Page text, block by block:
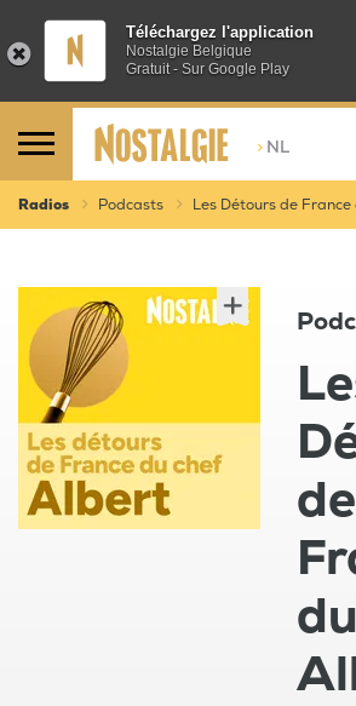
Téléchargez l'application
Nostalgie Belgique
Gratuit - Sur Google Play
> NL
Radios Podcasts Les Détours de
de